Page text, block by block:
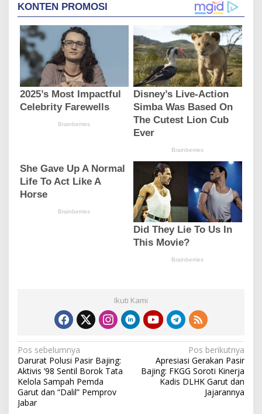
Ikuti Kami
N
a
v
i
Pos sebelumnya
Darurat Polusi Pasir Bajing:
Aktivis ’98 Sentil Borok Tata
Kelola Sampah Pemda
Garut dan “Dalil” Pemprov
Jabar
Pos berikutnya
Apresiasi Gerakan Pasir
Bajing: FKGG Soroti Kinerja
Kadis DLHK Garut dan
Jajarannya